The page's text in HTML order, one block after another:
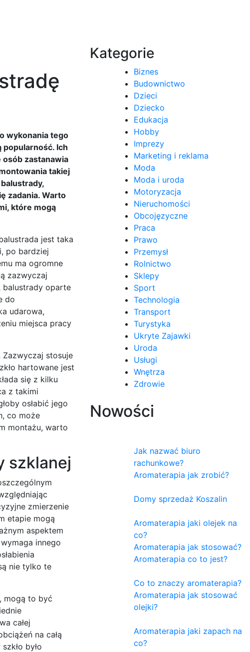
wykonania tego
Ich
osób zastanawia
takiej
zadania. Warto
które mogą
jest taka
po bardziej
ma ogromne
zazwyczaj
balustrady oparte
do
udarowa,
miejsca pracy
stosuje
hartowane jest
się z kilku
z takimi
osłabić jego
co może
montażu, warto
szklanej
zmierzenie
etapie mogą
aspektem
innego
nie tylko te
mogą to być
całej
na całą
było
Kategorie
Biznes
Budownictwo
Dzieci
Dziecko
Edukacja
Hobby
Imprezy
Marketing i reklama
Moda
Moda i uroda
Motoryzacja
Nieruchomości
Obcojęzyczne
Praca
Prawo
Przemysł
Rolnictwo
Sklepy
Sport
Technologia
Transport
Turystyka
Ukryte Zajawki
Uroda
Usługi
Wnętrza
Zdrowie
Nowości
Jak nazwać biuro
rachunkowe?
Aromaterapia jak zrobić?
Domy sprzedaż Koszalin
Aromaterapia jaki olejek na
co?
Aromaterapia jak stosować?
Aromaterapia co to jest?
Co to znaczy aromaterapia?
Aromaterapia jak stosować
olejki?
Aromaterapia jaki zapach na
co?